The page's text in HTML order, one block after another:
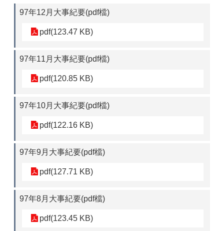
97年12月大事紀要(pdf檔)
pdf(123.47 KB)
97年11月大事紀要(pdf檔)
pdf(120.85 KB)
97年10月大事紀要(pdf檔)
pdf(122.16 KB)
97年9月大事紀要(pdf檔)
pdf(127.71 KB)
97年8月大事紀要(pdf檔)
pdf(123.45 KB)